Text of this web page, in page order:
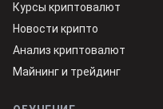
Курсы криптовалют
Новости крипто
Анализ криптовалют
Майнинг и трейдинг